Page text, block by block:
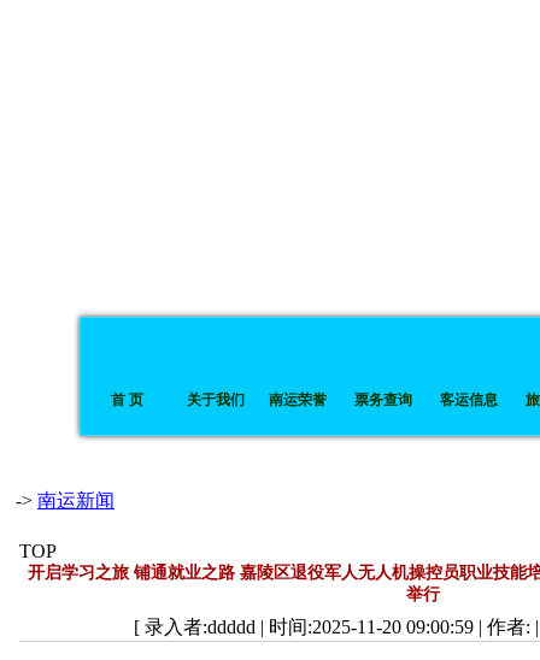
首 页 关于我们 南运荣誉 票务查询 客运信息
-> 南运新闻
TOP
开启学习之旅 铺通就业之路 嘉陵区退役军人无人机操控员职业技能
举行
[ 录入者:ddddd | 时间:2025-11-20 09:00:59 | 作者: